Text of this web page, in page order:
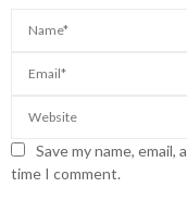
Save my name,
time I comment.